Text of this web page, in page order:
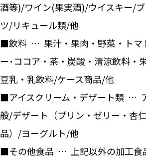
酒等)/ワイン(果実酒)/ウイスキー/
ツ/リキュール類/他
■飲料 … 果汁・果肉・野菜・トマ
ー･ココア・茶・炭酸・清涼飲料・
豆乳・乳飲料/ケース商品/他
■アイスクリーム・デザート類 …
般/デザート（プリン・ゼリー・杏
品）/ヨーグルト/他
■その他食品 … 上記以外の加工食